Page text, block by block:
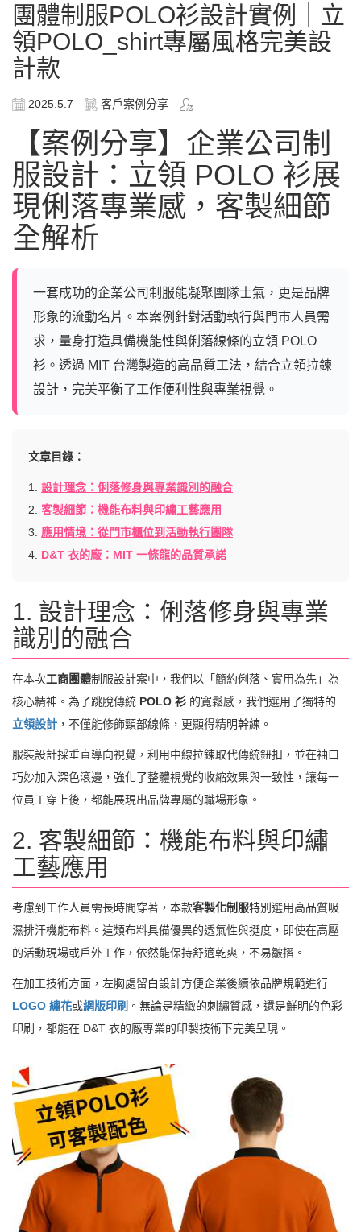
團體制服POLO衫設計實例｜立
領POLO_shirt專屬風格完美設
計款
2025.5.7 客戶案例分享
【案例分享】企業公司制
服設計：立領 POLO 衫展
現俐落專業感，客製細節
全解析
一套成功的企業公司制服能凝聚團隊士氣，更是品牌
形象的流動名片。本案例針對活動執行與門市人員需
求，量身打造具備機能性與俐落線條的立領 POLO
衫。透過 MIT 台灣製造的高品質工法，結合立領拉鍊
設計，完美平衡了工作便利性與專業視覺。
文章目錄：
1. 設計理念：俐落修身與專業識別的融合
2. 客製細節：機能布料與印繡工藝應用
3. 應用情境：從門市櫃位到活動執行團隊
4. D&T 衣的廠：MIT 一條龍的品質承諾
1. 設計理念：俐落修身與專業
識別的融合
在本次工商團體制服設計案中，我們以「簡約俐落、實用為先」為
核心精神。為了跳脫傳統 POLO 衫 的寬鬆感，我們選用了獨特的
立領設計 ，不僅能修飾頸部線條，更顯得精明幹練。
服裝設計採垂直導向視覺，利用中線拉鍊取代傳統鈕扣，並在袖口
巧妙加入深色滾邊，強化了整體視覺的收縮效果與一致性，讓每一
位員工穿上後，都能展現出品牌專屬的職場形象。
2. 客製細節：機能布料與印繡
工藝應用
考慮到工作人員需長時間穿著，本款客製化制服特別選用高品質吸
濕排汗機能布料。這類布料具備優異的透氣性與挺度，即使在高壓
的活動現場或戶外工作，依然能保持舒適乾爽，不易皺摺。
在加工技術方面，左胸處留白設計方便企業後續依品牌規範進行
LOGO 繡花或網版印刷 。無論是精緻的刺繡質感，還是鮮明的色彩
印刷，都能在 D&T 衣的廠專業的印製技術下完美呈現。